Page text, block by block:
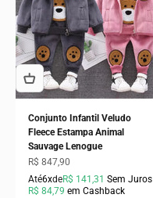
Conjunto Infantil Veludo
Fleece Estampa Animal
Sauvage Lenogue
Preço promocional
R$ 847,90
Até6xdeR$ 141,31 Sem Juros
R$ 84,79 em Cashback